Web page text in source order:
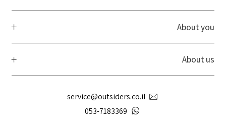
About you
About us
service@outsiders.co.il
053-7183369